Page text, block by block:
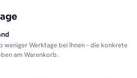
weniger Werktage bei Ihnen – die konkrete
am Warenkorb.